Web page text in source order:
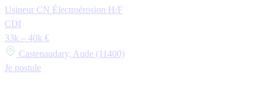
Usineur CN Électroérosion H/F
CDI
33k – 40k €
Castenaudary, Aude (11400)
Je postule